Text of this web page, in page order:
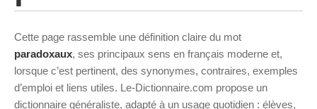
Cette page rassemble une définition claire du mot
paradoxaux, ses principaux sens en français moderne et,
lorsque c’est pertinent, des synonymes, contraires, exemples
d’emploi et liens utiles. Le-Dictionnaire.com propose un
dictionnaire généraliste, adapté à un usage quotidien : élèves,